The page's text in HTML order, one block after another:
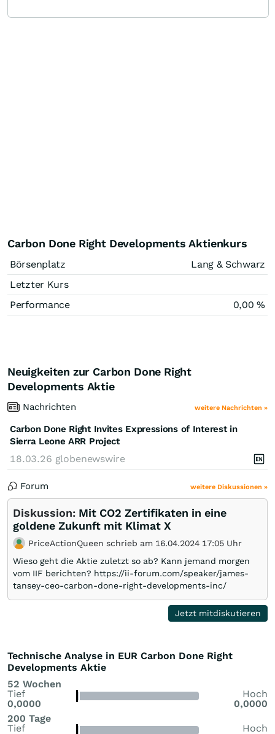
Carbon Done Right Developments Aktienkurs
Börsenplatz
Lang & Schwarz
Letzter Kurs
Performance
0,00%
Neuigkeiten zur Carbon Done Right
Developments Aktie
Nachrichten weitere Nachrichten »
Carbon Done Right Invites Expressions of Interest in
Sierra Leone ARR Project
18.03.26 globenewswire
Forum weitere Diskussionen »
Diskussion: Mit CO2 Zertifikaten in eine
goldene Zukunft mit Klimat X
PriceActionQueen schrieb am 16.04.2024 17:05 Uhr
Wieso geht die Aktie zuletzt so ab? Kann jemand morgen
vom IIF berichten? https://ii-forum.com/speaker/james-
tansey-ceo-carbon-done-right-developments-inc/
Jetzt mitdiskutieren
Technische Analyse in EUR Carbon Done Right
Developments Aktie
52 Wochen
Tief
0,0000
Hoch
0,0000
200 Tage
Tief
Hoch